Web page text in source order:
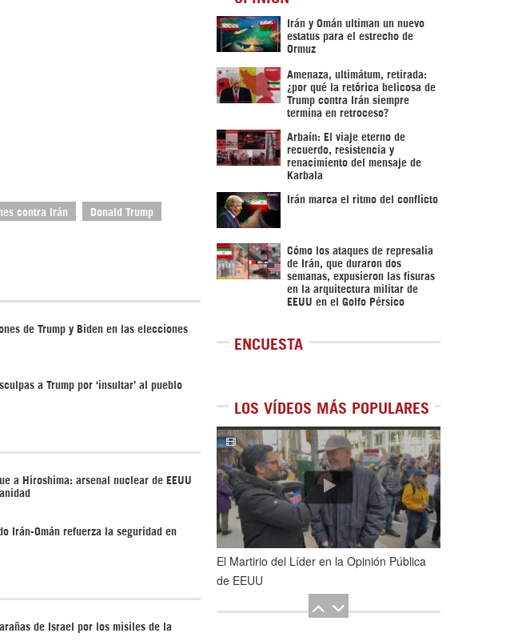
contra Irán Donald Trump
de Trump y Biden en las elecciones
a Trump por ‘insultar’ al pueblo
a Hiroshima: arsenal nuclear de EEUU
Irán-Omán refuerza la seguridad en
de Israel por los misiles de la
Irán y Omán ultiman un nuevo
estatus para el estrecho de
Ormuz
Amenaza, ultimátum, retirada:
¿por qué la retórica belicosa de
Trump contra Irán siempre
termina en retroceso?
Arbaín: El viaje eterno de
recuerdo, resistencia y
renacimiento del mensaje de
Karbala
Irán marca el ritmo del conflicto
Cómo los ataques de represalia
de Irán, que duraron dos
semanas, expusieron las fisuras
en la arquitectura militar de
EEUU en el Golfo Pérsico
ENCUESTA
LOS VÍDEOS MÁS POPULARES
1de5
El Martirio del Líder en la Opinión Pública
de EEUU